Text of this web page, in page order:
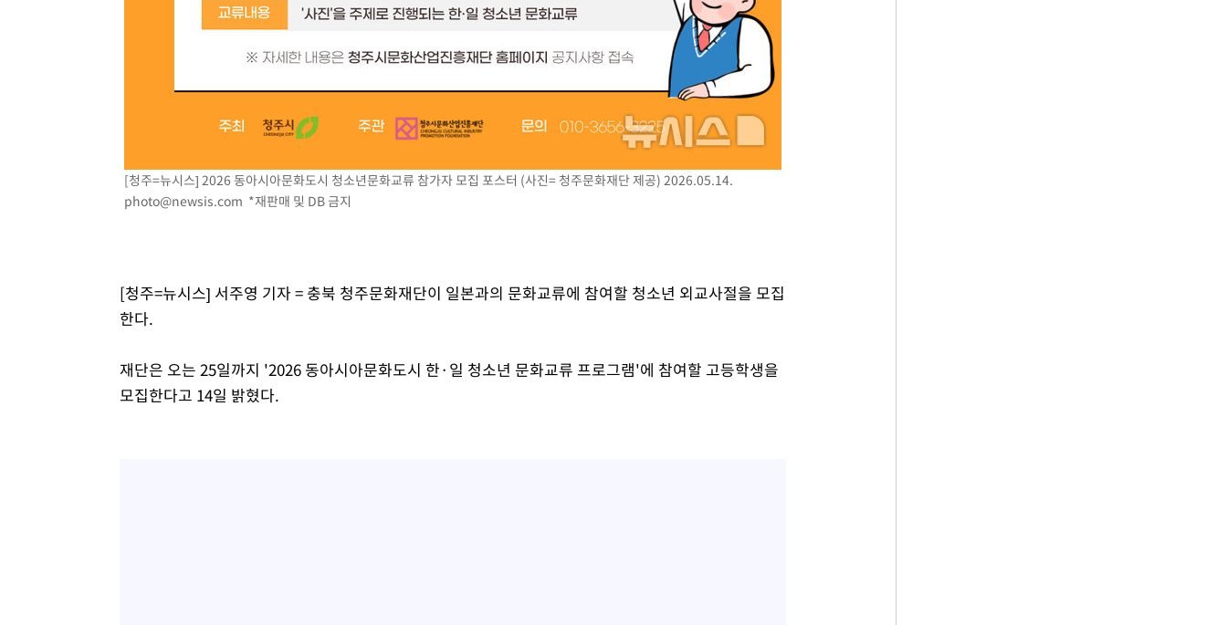
[청주=뉴시스] 2026 동아시아문화도시 청소년문화교류 참가자 모집 포스터 (사진= 청주문화재단 제공) 2026.05.14.
photo@newsis.com *재판매 및 DB 금지
[청주=뉴시스] 서주영 기자 = 충북 청주문화재단이 일본과의 문화교류에 참여할 청소년 외교사절을 모집
한다.
재단은 오는 25일까지 '2026 동아시아문화도시 한·일 청소년 문화교류 프로그램'에 참여할 고등학생을
모집한다고 14일 밝혔다.